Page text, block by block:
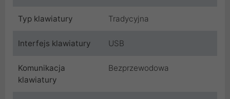
Typ klawiatury Tradycyjna
Interfejs klawiatury USB
Komunikacja
klawiatury
Bezprzewodowa